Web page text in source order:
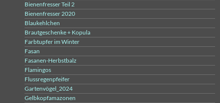
Bienenfresser Teil 2
Bienenfresser 2020
Blaukehlchen
Brautgeschenke + Kopula
Farbtupfer im Winter
Fasan
Fasanen-Herbstbalz
Flamingos
Flussregenpfeifer
Gartenvögel_2024
Gelbkopfamazonen